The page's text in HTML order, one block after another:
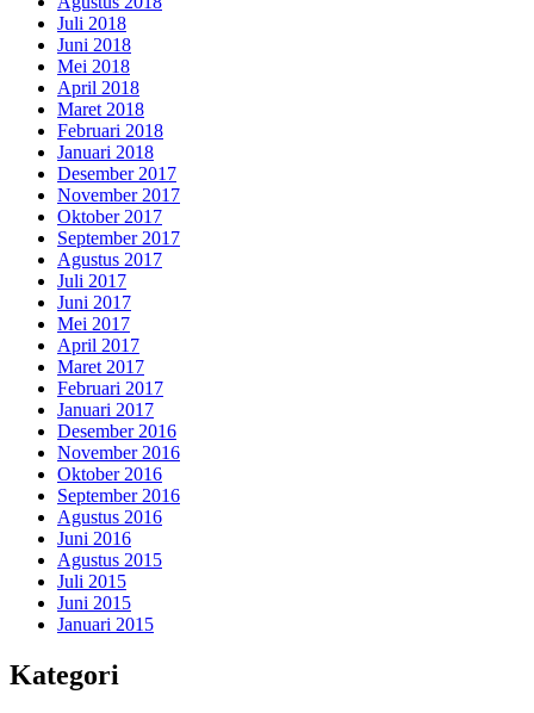
Juli 2018
Juni 2018
Mei 2018
April 2018
Maret 2018
Februari 2018
Januari 2018
Desember 2017
November 2017
Oktober 2017
September 2017
Agustus 2017
Juli 2017
Juni 2017
Mei 2017
April 2017
Maret 2017
Februari 2017
Januari 2017
Desember 2016
November 2016
Oktober 2016
September 2016
Agustus 2016
Juni 2016
Agustus 2015
Juli 2015
Juni 2015
Januari 2015
Kategori